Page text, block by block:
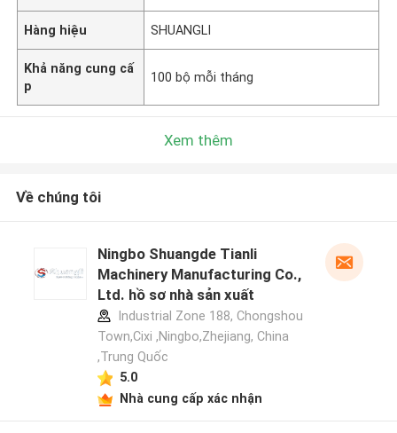
Hàng hiệu SHUANGLI
Khả năng cung cấ
p
100 bộ mỗi tháng
Xem thêm
Về chúng tôi
Ningbo Shuangde Tianli
Machinery Manufacturing Co.,
Ltd. hồ sơ nhà sản xuất
Industrial Zone 188, Chongshou
Town,Cixi ,Ningbo,Zhejiang, China
,Trung Quốc
5.0
Nhà cung cấp xác nhận